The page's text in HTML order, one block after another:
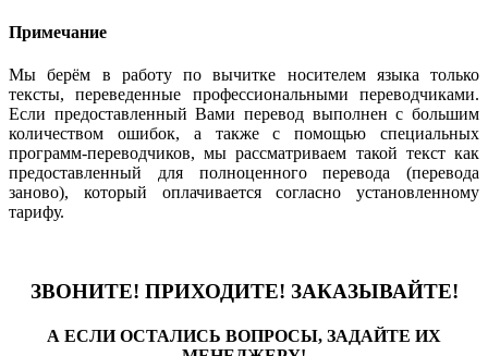
Примечание
Мы берём в работу по вычитке носителем языка только
тексты, переведенные профессиональными переводчиками.
Если предоставленный Вами перевод выполнен с большим
количеством ошибок, а также с помощью специальных
программ-переводчиков, мы рассматриваем такой текст как
предоставленный для полноценного перевода (перевода
заново), который оплачивается согласно установленному
тарифу.
ЗВОНИТЕ! ПРИХОДИТЕ! ЗАКАЗЫВАЙТЕ!
А ЕСЛИ ОСТАЛИСЬ ВОПРОСЫ, ЗАДАЙТЕ ИХ